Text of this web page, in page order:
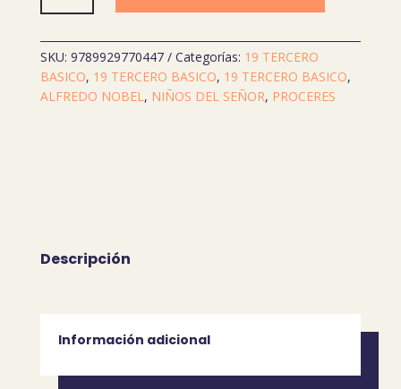
LENGUAJE
CUADERNO
DE
TRABAJO
SKU: 9789929770447 Categorías: 19 TERCERO
BASICO, 19 TERCERO BASICO, 19 TERCERO BASICO,
ALFREDO NOBEL, NIÑOS DEL SEÑOR, PROCERES
Descripción
Información adicional